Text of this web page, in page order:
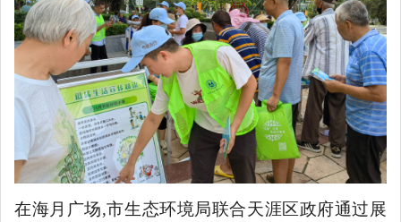
在海月广场,市生态环境局联合天涯区政府通过展